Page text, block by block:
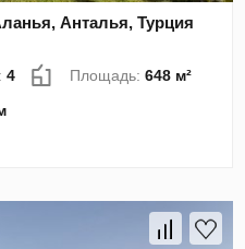
Анталья, Турция
4 Площадь:648 м²